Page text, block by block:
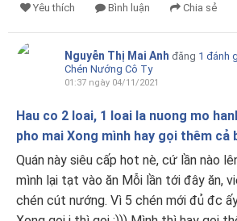
Yêu thích Bình luận Chia sẻ
Nguyễn Thị Mai Anh đăng 1 đánh
Chén Nướng Cô Ty
01:37 ngày 04/11/2021
Hau co 2 loai, 1 loai la nuong mo
pho mai Xong mình hay gọi thêm cả
Quán này siêu cấp hot nè, cứ lần nào
mình lại tạt vào ăn Mỗi lần tới đây ăn,
chén cút nướng. Vì 5 chén mới đủ đc